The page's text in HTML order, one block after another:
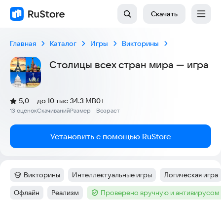
Скачать
Главная Каталог Игры Викторины
Столицы всех стран мира — игра
Рейтинг:
5,0
(
13 оценок
)
Скачиваний
до 10 тыс
Размер
34.3 MB
Возраст
0+
Установить с помощью RuStore
Категория:
Викторины Тег:
Интеллектуальные игры Тег :
Логическая игра
Тег:
Офлайн Тег:
Реализм Тег :Проверено вручную и антивирусом